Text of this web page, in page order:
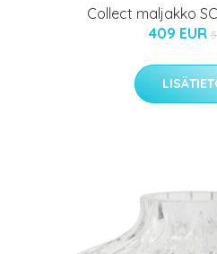
Collect maljakko
409 EUR